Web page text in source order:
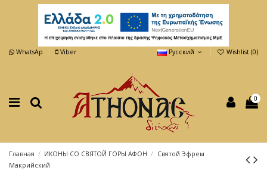
WhatsAp Viber Русский Wishlist (0)
0
Главная ИКОНЫ СО СВЯТОЙ ГОРЫ АФОН
Святой Эфрем
Макрийский